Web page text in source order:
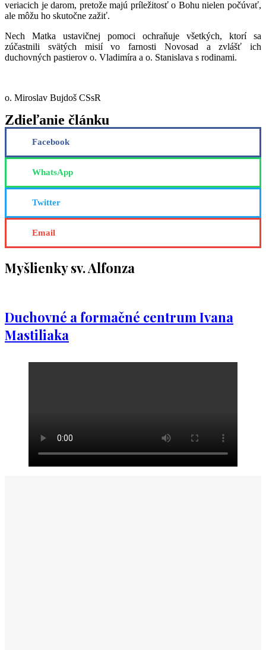
veriacich je darom, pretože majú príležitosť o Bohu nielen počúvať,
ale môžu ho skutočne zažiť.
Nech Matka ustavičnej pomoci ochraňuje všetkých, ktorí sa
zúčastnili svätých misií vo farnosti Novosad a zvlášť ich
duchovných pastierov o. Vladimíra a o. Stanislava s rodinami.
o. Miroslav Bujdoš CSsR
Zdieľanie článku
Facebook
WhatsApp
Twitter
Email
Myšlienky sv. Alfonza
Duchovné a formačné centrum Ivana
Mastiliaka